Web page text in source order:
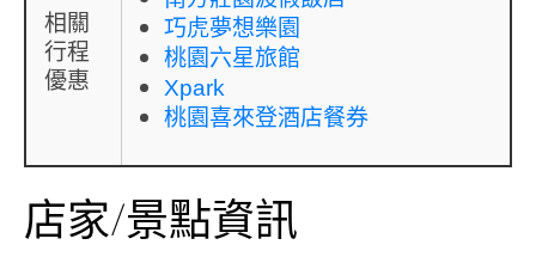
相關
行程
優惠
巧虎夢想樂園
桃園六星旅館
Xpark
桃園喜來登酒店餐券
店家/景點資訊